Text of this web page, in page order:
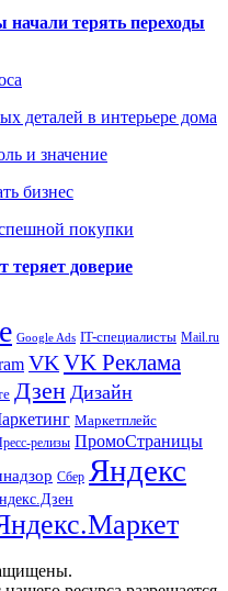
терять переходы
деталей в интерьере дома
и значение
бизнес
покупки
теряет доверие
Google Ads IT-специалисты Mail.ru
VKVK Реклама
Дзен Дизайн
Маркетплейс
релизы ПромоСтраницы
Сбер Яндекс